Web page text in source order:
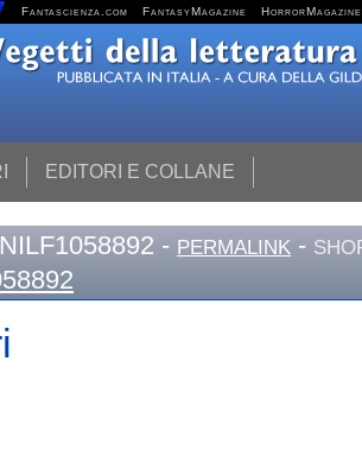
Fantascienza.com FantasyMagazine HorrorMagazine
EDITORI E COLLANE
NILF1058892 - PERMALINK -